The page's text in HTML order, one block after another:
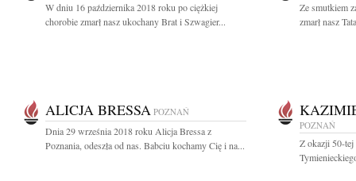
W dniu 16 października 2018 roku po ciężkiej
chorobie zmarł nasz ukochany Brat i Szwagier...
Ze smutkiem
zmarł nasz
ALICJA BRESSA POZNAŃ
Dnia 29 września 2018 roku Alicja Bressa z
Poznania, odeszła od nas. Babciu kochamy Cię i na...
POZNAŃ
Z okazji 50-